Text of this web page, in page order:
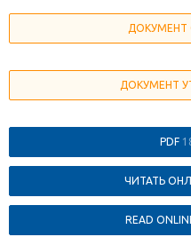
ДОКУМЕНТ
ДОКУМЕНТ
PDF
ЧИТАТЬ
READ